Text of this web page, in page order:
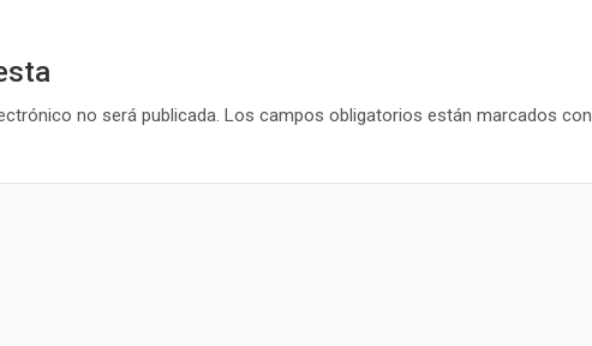
no será publicada. Los campos obligatorios están marcados con